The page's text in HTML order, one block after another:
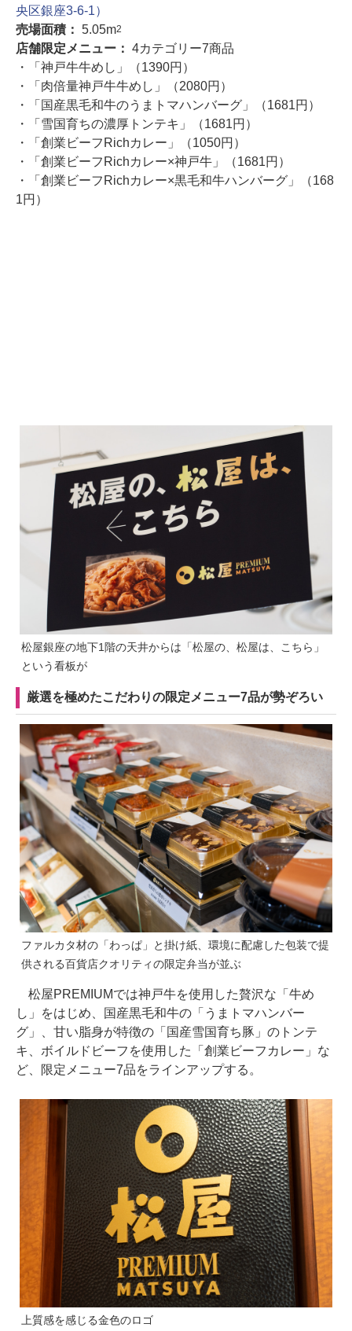
央区銀座3-6-1）
売場面積： 5.05m2
店舗限定メニュー： 4カテゴリー7商品
・「神戸牛牛めし」（1390円）
・「肉倍量神戸牛牛めし」（2080円）
・「国産黒毛和牛のうまトマハンバーグ」（1681円）
・「雪国育ちの濃厚トンテキ」（1681円）
・「創業ビーフRichカレー」（1050円）
・「創業ビーフRichカレー×神戸牛」（1681円）
・「創業ビーフRichカレー×黒毛和牛ハンバーグ」（168
1円）
松屋銀座の地下1階の天井からは「松屋の、松屋は、こちら」
という看板が
厳選を極めたこだわりの限定メニュー7品が勢ぞろい
ファルカタ材の「わっぱ」と掛け紙、環境に配慮した包装で提
供される百貨店クオリティの限定弁当が並ぶ
松屋PREMIUMでは神戸牛を使用した贅沢な「牛め
し」をはじめ、国産黒毛和牛の「うまトマハンバー
グ」、甘い脂身が特徴の「国産雪国育ち豚」のトンテ
キ、ボイルドビーフを使用した「創業ビーフカレー」な
ど、限定メニュー7品をラインアップする。
上質感を感じる金色のロゴ